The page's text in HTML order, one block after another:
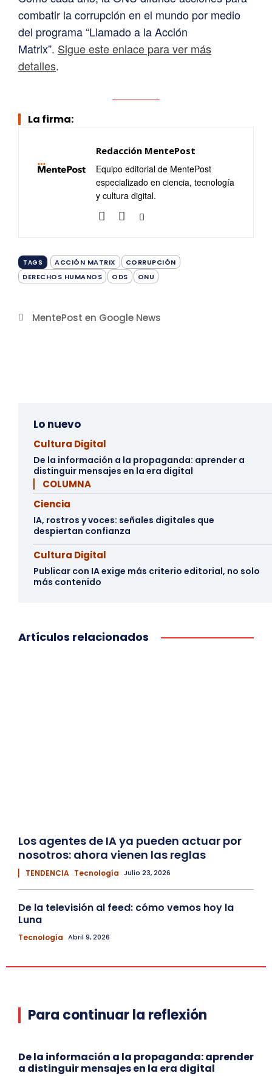
combatir la corrupción en el mundo por medio
del programa “Llamado a la Acción
Matrix”. Sigue este enlace para ver más
detalles.
La firma:
Redacción MentePost
Equipo editorial de MentePost
especializado en ciencia, tecnología
y cultura digital.
TAGS ACCIÓN MATRIX
CORRUPCIÓN
DERECHOS HUMANOS
ODS ONU
MentePost en Google News
Lo nuevo
Cultura Digital
De la información a la propaganda: aprender a
distinguir mensajes en la era digital
▏ COLUMNA
Ciencia
IA, rostros y voces: señales digitales que
despiertan confianza
Cultura Digital
Publicar con IA exige más criterio editorial, no solo
más contenido
Artículos relacionados
Los agentes de IA ya pueden actuar por
nosotros: ahora vienen las reglas
▏ TENDENCIA Tecnología Julio 23, 2026
De la televisión al feed: cómo vemos hoy la
Luna
Tecnología Abril 9, 2026
Para continuar la reflexión
De la información a la propaganda: aprender
a distinguir mensajes en la era digital